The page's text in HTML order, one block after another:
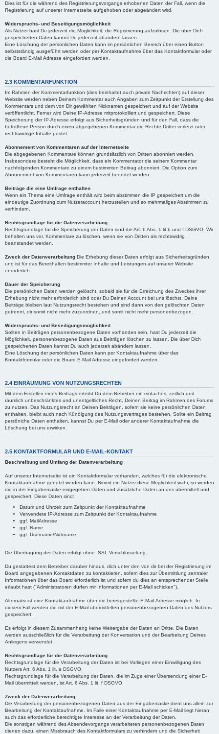
Dies ist für die während des Registrierungsvorgangs erhobenen Daten der Fall, wenn die
Registrierung auf unserer Internetseite aufgehoben oder abgeändert wird.
Widerspruchs- und Beseitigungsmöglichkeit
Als Nutzer hast Du jederzeit die Möglichkeit, die Registrierung aufzulösen. Die über Dich
gespeicherten Daten kannst Du jederzeit abändern lassen.
Eine Löschung der persönlichen Daten kann im persönlichen Bereich über einen Button
selbstständig ausgeführt werden oder per Kontaktaufnahme über das Kontaktformular oder
die Board E-Mail Adresse eingefordert werden.
2.3 KOMMENTARFUNKTION
Im Rahmen der Kommentarfunktion (dies beinhaltet auch private Nachrichten) auf dieser
Website werden neben Deinem Kommentar auch Angaben zum Zeitpunkt der Erstellung des
Kommentars und dem von Dir gewählten Nicknamen gespeichert und auf der Website
veröffentlicht. Ferner wird Deine IP-Adresse mitprotokolliert und gespeichert. Diese
Speicherung der IP-Adresse erfolgt aus Sicherheitsgründen und für den Fall, dass die
betroffene Person durch einen abgegebenen Kommentar die Rechte Dritter verletzt oder
rechtswidrige Inhalte postet.
Abonnement von Kommentaren auf der Internetseite
Die abgegebenen Kommentare können grundsätzlich von Dritten abonniert werden.
Insbesondere besteht die Möglichkeit, dass ein Kommentator die seinem Kommentar
nachfolgenden Kommentare zu einem bestimmten Beitrag abonniert. Die Option zum
Abonnement von Kommentaren kann jederzeit beendet werden.
Beiträge die eine Umfrage enthalten
Wenn ein Thema eine Umfrage enthält wird beim abstimmen die IP gespeichert um die
eindeutige Zuordnung zum Nutzeraccount herzustellen und so mehrmaliges Abstimmen zu
verhindern.
Rechtsgrundlage für die Datenverarbeitung
Rechtsgrundlage für die Speicherung der Daten sind die Art. 6 Abs. 1 lit.b und f DSGVO. Wir
behalten uns vor, Kommentare zu löschen, wenn sie von Dritten als rechtswidrig
beanstandet werden.
Zweck der Datenverarbeitung Die Erhebung dieser Daten erfolgt aus Sicherheitsgründen
und ist für das Bereithalten bestimmter Inhalte und Leistungen auf unserer Website
erforderlich.
Dauer der Speicherung
Die persönlichen Daten werden gelöscht, sobald sie für die Erreichung des Zweckes ihrer
Erhebung nicht mehr erforderlich sind oder Du Deinen Account bei uns löschst. Deine
Beiträge bleiben laut Nutzungsrecht bestehen und sind dann von den gelöschten Daten
getrennt, dir somit nicht mehr zuzuordnen, und somit nicht mehr personenbezogen.
Widerspruchs- und Beseitigungsmöglichkeit
Sollten in Beiträgen personenbezogene Daten vorhanden sein, hast Du jederzeit die
Möglichkeit, personenbezogene Daten aus Beiträgen löschen zu lassen. Die über Dich
gespeicherten Daten kannst Du auch jederzeit abändern lassen.
Eine Löschung der persönlichen Daten kann per Kontaktaufnahme über das
Kontaktformular oder die Board E-Mail Adresse eingefordert werden.
2.4 EINRÄUMUNG VON NUTZUNGSRECHTEN
Mit dem Erstellen eines Beitrags erteilst Du dem Betreiber ein einfaches, zeitlich und
räumlich unbeschränktes und unentgeltliches Recht, Deinen Beitrag im Rahmen des Forums
zu nutzen. Das Nutzungsrecht an Deinen Beiträgen, sofern sie keine persönlichen Daten
enthalten, bleibt auch nach Kündigung des Nutzungsvertrages bestehen. Sollte ein Beitrag
persöniche Daten enthalten, kannst Du per E-Mail oder anderer Kontaktaufnahme die
Löschung bei uns erwirken.
2.5 KONTAKTFORMULAR UND E-MAIL-KONTAKT
Beschreibung und Umfang der Datenverarbeitung
Auf unserer Internetseite ist ein Kontaktformular vorhanden, welches für die elektronische
Kontaktaufnahme genutzt werden kann. Nimmt ein Nutzer diese Möglichkeit wahr, so werden
die in der Eingabemaske eingegeben Daten und zusätzliche Daten an uns übermittelt und
gespeichert. Diese Daten sind:
Datum und Uhrzeit zum Zeitpunkt der Kontaktaufnahme
Verwendete IP-Adresse zum Zeitpunkt der Kontaktaufnahme
ggf. MailAdresse
ggf. Name
ggf. Username/Nickname
Die Übertragung der Daten erfolgt ohne SSL Verschlüsselung.
Du gestattest dem Betreiber darüber hinaus, dich unter den von dir bei der Registrierung im
Board angegebenen Kontaktdaten zu kontaktieren, sofern dies zur Übermittlung zentraler
Informationen über das Board erforderlich ist und sofern du dies an entsprechender Stelle
erlaubt hast ("Administratoren dürfen mir Informationen per E-Mail schicken").
Alternativ ist eine Kontaktaufnahme über die bereitgestellte E-Mail-Adresse möglich. In
diesem Fall werden die mit der E-Mail übermittelten personenbezogenen Daten des Nutzers
gespeichert.
Es erfolgt in diesem Zusammenhang keine Weitergabe der Daten an Dritte. Die Daten
werden ausschließlich für die Verarbeitung der Konversation und der Bearbeitung Deines
Anliegens verwendet.
Rechtsgrundlage für die Datenverarbeitung
Rechtsgrundlage für die Verarbeitung der Daten ist bei Vorliegen einer Einwilligung des
Nutzers Art. 6 Abs. 1 lit. a DSGVO.
Rechtsgrundlage für die Verarbeitung der Daten, die im Zuge einer Übersendung einer E-
Mail übermittelt werden, ist Art. 6 Abs. 1 lit. f DSGVO.
Zweck der Datenverarbeitung
Die Verarbeitung der personenbezogenen Daten aus der Eingabemaske dient uns allein zur
Bearbeitung der Kontaktaufnahme. Im Falle einer Kontaktaufnahme per E-Mail liegt hieran
auch das erforderliche berechtigte Interesse an der Verarbeitung der Daten.
Die sonstigen während des Absendevorgangs verarbeiteten personenbezogenen Daten
dienen dazu, einen Missbrauch des Kontaktformulars zu verhindern und die Sicherheit